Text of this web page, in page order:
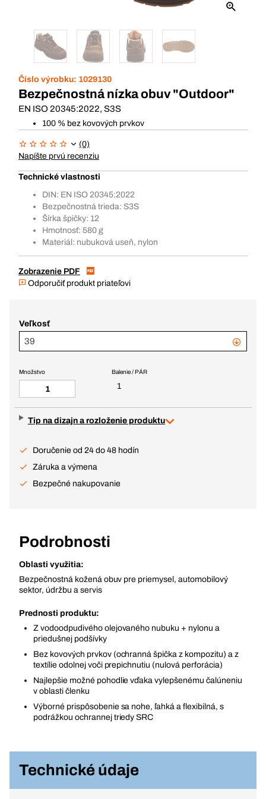
Číslo výrobku: 1029130
Bezpečnostná nízka obuv "Outdoor"
EN ISO 20345:2022, S3S
100 % bez kovových prvkov
(0)
Napíšte prvú recenziu
Technické vlastnosti
DIN: EN ISO 20345:2022
Bezpečnostná trieda: S3S
Šírka špičky: 12
Hmotnosť: 580 g
Materiál: nubuková useň, nylon
Zobrazenie PDF
Odporučiť produkt priateľovi
Veľkosť
39
Balenie / PÁR
1
Množstvo
Tip na dizajn a rozloženie produktu
Doručenie od 24 do 48 hodín
Záruka a výmena
Bezpečné nakupovanie
Podrobnosti
Oblasti využitia:
Bezpečnostná kožená obuv pre priemysel, automobilový
sektor, údržbu a servis
Prednosti produktu:
Z vodoodpudivého olejovaného nubuku + nylonu a
priedušnej podšívky
Bez kovových prvkov (ochranná špička z kompozitu) a z
textílie odolnej voči prepichnutiu (nulová perforácia)
Najlepšie možné pohodlie vďaka vylepšenému čalúneniu
v oblasti členku
Výborné prispôsobenie sa nohe, ľahká a flexibilná, s
podrážkou ochrannej triedy SRC
Technické údaje